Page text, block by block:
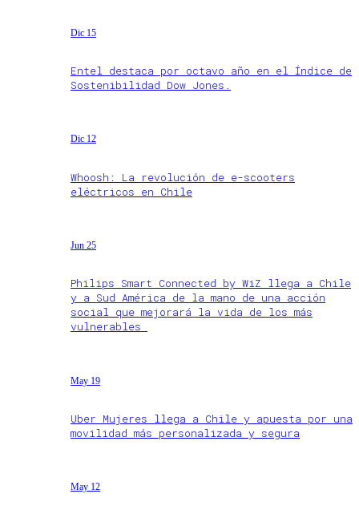
Dic 15
Entel destaca por octavo año en el Índice de
Sostenibilidad Dow Jones.
Dic 12
Whoosh: La revolución de e-scooters
eléctricos en Chile
Jun 25
Philips Smart Connected by WiZ llega a Chile
y a Sud América de la mano de una acción
social que mejorará la vida de los más
vulnerables
May 19
Uber Mujeres llega a Chile y apuesta por una
movilidad más personalizada y segura
May 12